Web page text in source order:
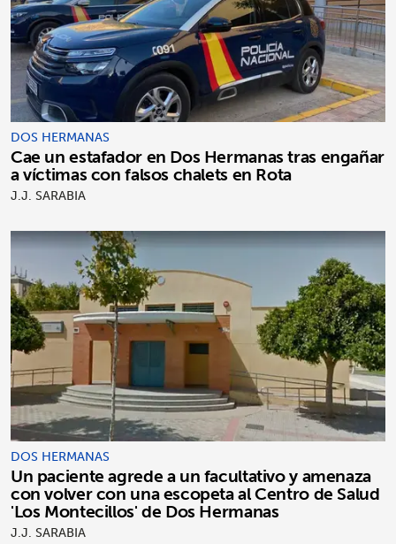
DOS HERMANAS
Cae un estafador en Dos Hermanas tras engañar
a víctimas con falsos chalets en Rota
J.J. SARABIA
DOS HERMANAS
Un paciente agrede a un facultativo y amenaza
con volver con una escopeta al Centro de Salud
'Los Montecillos' de Dos Hermanas
J.J. SARABIA